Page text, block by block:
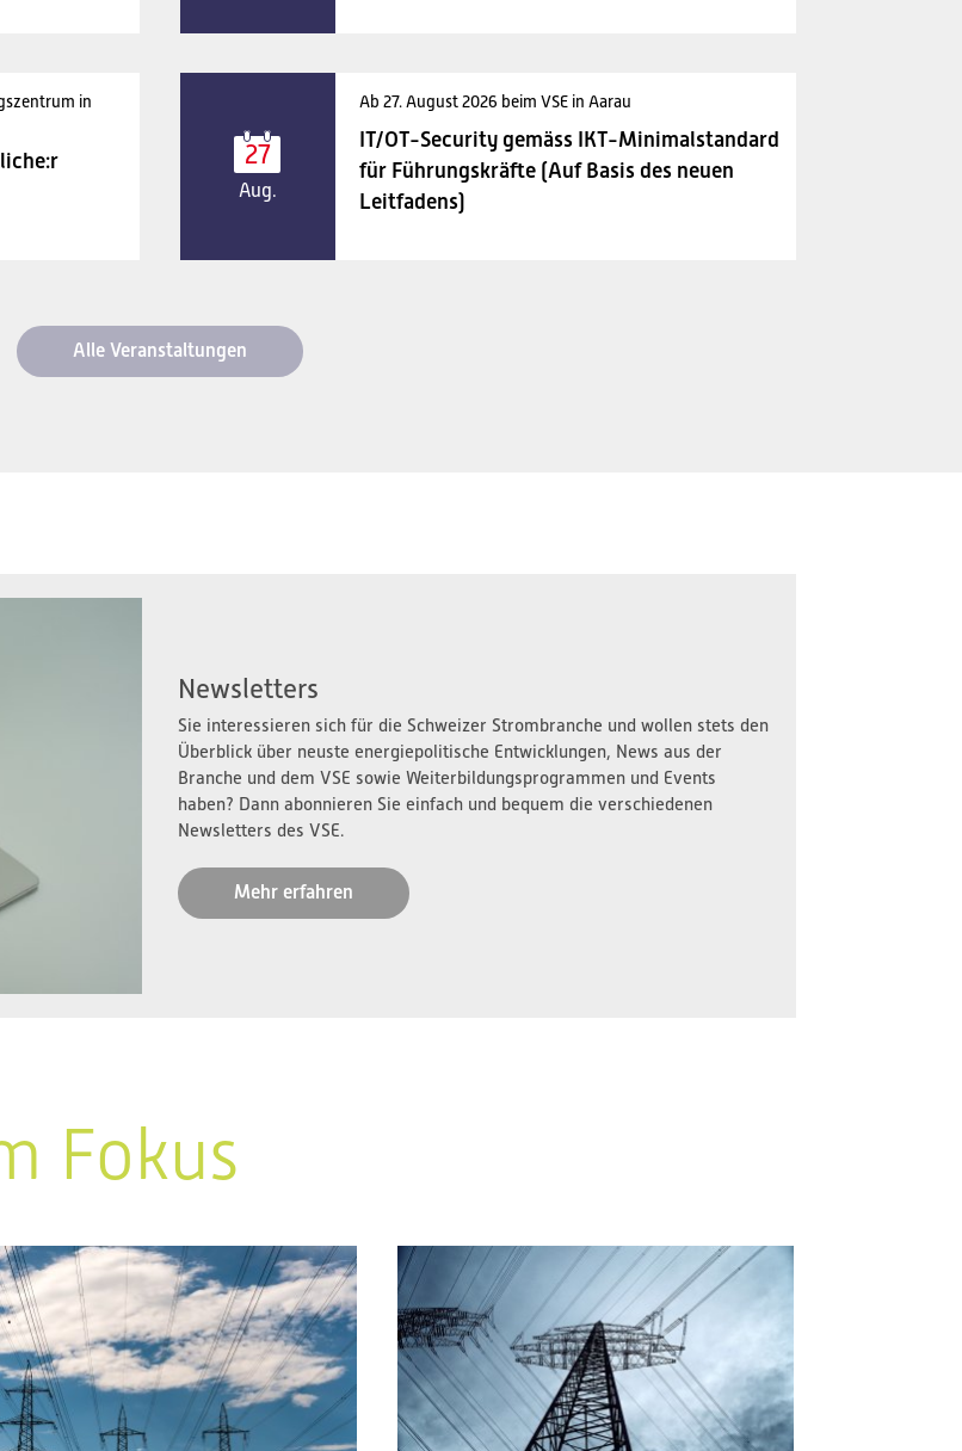
in
27
Aug.
Ab 27. August 2026 beim VSE in Aarau
IT/OT-Security gemäss IKT-Minimalstandard
für Führungskräfte (Auf Basis des neuen
Leitfadens)
Alle Veranstaltungen
Newsletters
Sie interessieren sich für die Schweizer Strombranche und wollen stets den
Überblick über neuste energiepolitische Entwicklungen, News aus der
Branche und dem VSE sowie Weiterbildungsprogrammen und Events
haben? Dann abonnieren Sie einfach und bequem die verschiedenen
Newsletters des VSE.
Mehr erfahren
Fokus